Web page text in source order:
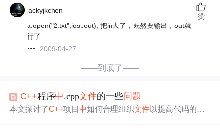
jackyjkchen
a.open("2.txt",ios::out); 把in去了，既然要输出，out就
行了
2009-04-27
赞
——到底了——
C++程序中.cpp文件的一些问题
本文探讨了C++项目 中如何合理组织文件以提高代码的可